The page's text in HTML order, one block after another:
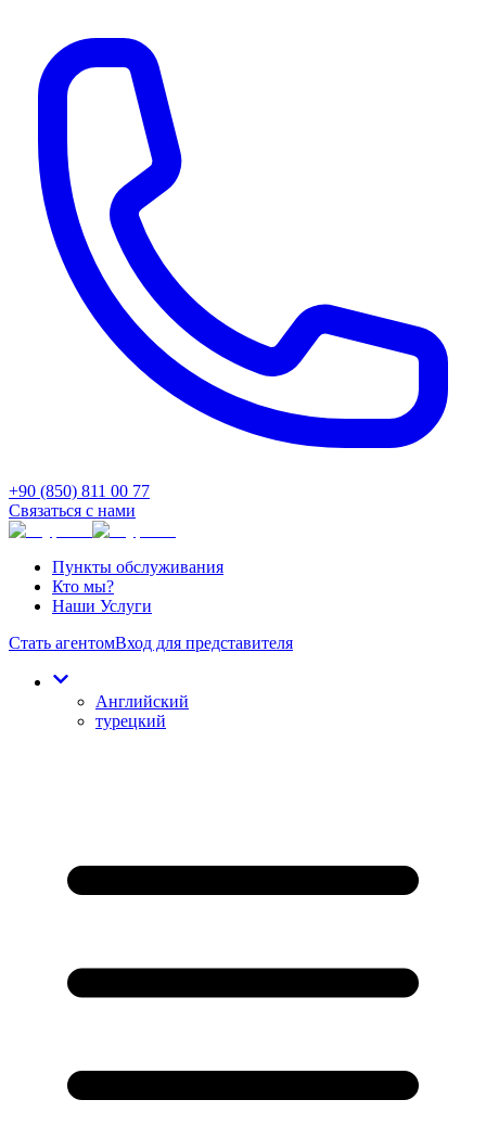
+90 (850) 811 00 77
Связаться с нами
Пункты обслуживания
Кто мы?
Наши Услуги
Стать агентомВход для представителя
Английский
турецкий